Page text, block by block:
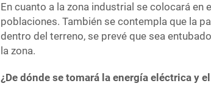
En cuanto a la zona industrial se colocará en
poblaciones. También se contempla que la
dentro del terreno, se prevé que sea
la zona.
¿De dónde se tomará la energía eléctrica y